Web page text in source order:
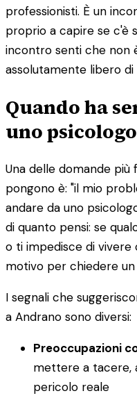
professionisti. È un
proprio a capire se c'è
incontro senti che non
assolutamente libero
Quando ha
uno psicologo
Una delle domande
pongono è: "il mio
andare da uno
di quanto pensi: se
o ti impedisce di vivere
motivo per chiedere
I segnali che
a Andrano sono diversi:
Preoccupazioni
mettere a tacere,
pericolo reale